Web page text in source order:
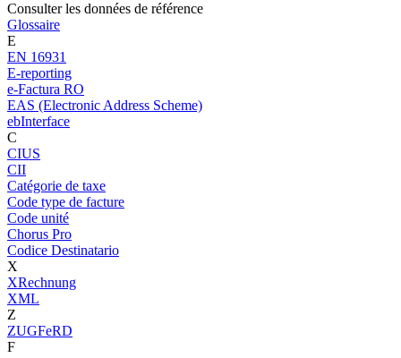
Consulter les données de référence
Glossaire
E
EN 16931
E-reporting
e-Factura RO
EAS (Electronic Address Scheme)
ebInterface
C
CIUS
CII
Catégorie de taxe
Code type de facture
Code unité
Chorus Pro
Codice Destinatario
X
XRechnung
XML
Z
ZUGFeRD
F